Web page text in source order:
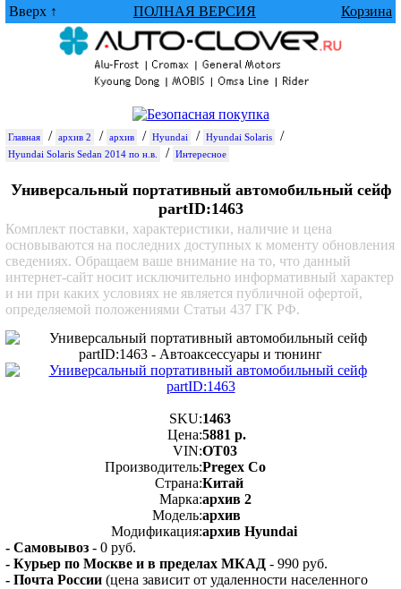
Вверх ↑ ПОЛНАЯ ВЕРСИЯ Корзина
Главная / архив 2 / архив / Hyundai / Hyundai Solaris /
Hyundai Solaris Sedan 2014 по н.в. / Интересное
Универсальный портативный автомобильный сейф
partID:1463
Комплект поставки, характеристики, наличие и цена
основываются на последних доступных к моменту обновления
сведениях. Обращаем ваше внимание на то, что данный
интернет-сайт носит исключительно информативный характер
и ни при каких условиях не является публичной офертой,
определяемой положениями Статьи 437 ГК РФ.
SKU:1463
Цена:5881 р.
VIN:OT03
Производитель:Pregex Co
Страна:Китай
Марка:архив 2
Модель:архив
Модификация:архив Hyundai
- Самовывоз - 0 руб.
- Курьер по Москве и в пределах МКАД - 990 руб.
- Почта России (цена зависит от удаленности населенного